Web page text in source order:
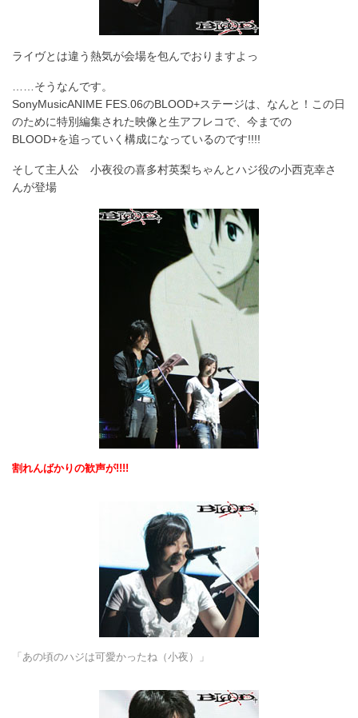
ライヴとは違う熱気が会場を包んでおりますよっ
……そうなんです。
SonyMusicANIME FES.06のBLOOD+ステージは、なんと！この日
のために特別編集された映像と生アフレコで、今までの
BLOOD+を追っていく構成になっているのです!!!!
そして主人公 小夜役の喜多村英梨ちゃんとハジ役の小西克幸さ
んが登場
割れんばかりの歓声が!!!!
「あの頃のハジは可愛かったね（小夜）」